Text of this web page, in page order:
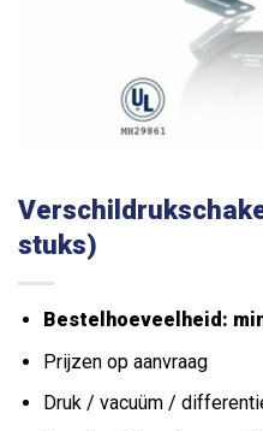
stuks)
Bestelhoeveelheid:
Prijzen op aanvraag
Druk / vacuüm /